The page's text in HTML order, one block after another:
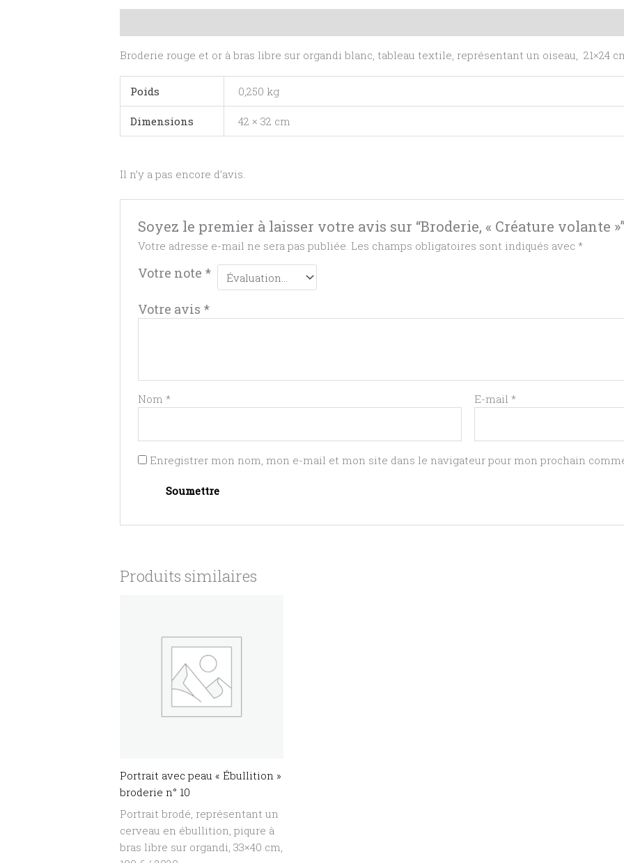
Broderie rouge et or à bras libre sur organdi blanc, tableau textile, représentant un oiseau, 21×24
Poids 0,250 kg
Dimensions 42 × 32 cm
Il n’y a pas encore d’avis.
Soyez le premier à laisser votre avis sur “Broderie, « Créature volante
Votre adresse e-mail ne sera pas publiée. Les champs obligatoires sont indiqués avec*
Votre note *
Votre avis *
Nom* E-mail*
Enregistrer mon nom, mon e-mail et mon site dans le navigateur pour mon prochain
Produits similaires
Portrait avec peau « Ébullition »
broderie n° 10
Portrait brodé, représentant un
cerveau en ébullition, piqure à
bras libre sur organdi, 33×40 cm,